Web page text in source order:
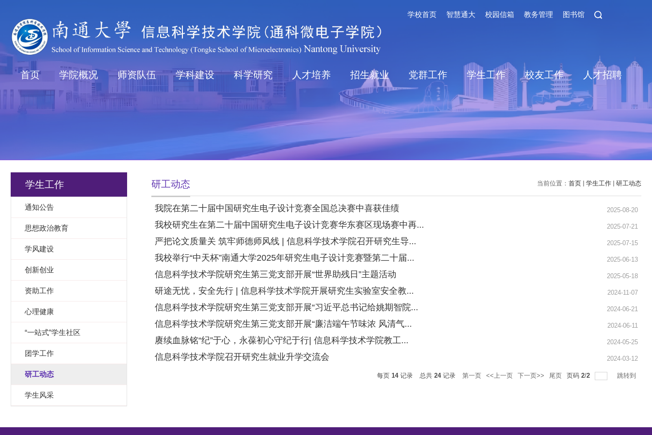
学校首页 智慧通大 校园信箱 教务管理 图书馆
首页 学院概况 师资队伍 学科建设 科学研究 人才培养 招生就业 党群工作 学生工作 校友工作 人才招聘
学生工作
通知公告
思想政治教育
学风建设
创新创业
资助工作
心理健康
“一站式”学生社区
团学工作
研工动态
学生风采
当前位置： 首页 学生工作 研工动态
研工动态
我院在第二十届中国研究生电子设计竞赛全国总决赛中喜获佳绩 2025-08-20
我校研究生在第二十届中国研究生电子设计竞赛华东赛区现场赛中再... 2025-07-21
严把论文质量关 筑牢师德师风线 | 信息科学技术学院召开研究生导... 2025-07-15
我校举行“中天杯”南通大学2025年研究生电子设计竞赛暨第二十届... 2025-06-13
信息科学技术学院研究生第三党支部开展“世界助残日”主题活动 2025-05-18
研途无忧，安全先行 | 信息科学技术学院开展研究生实验室安全教... 2024-11-07
信息科学技术学院研究生第三党支部开展“习近平总书记给姚期智院... 2024-06-21
信息科学技术学院研究生第三党支部开展“廉洁端午节味浓 风清气... 2024-06-11
赓续血脉铭“纪”于心，永葆初心守纪于行| 信息科学技术学院教工... 2024-05-25
信息科学技术学院召开研究生就业升学交流会 2024-03-12
每页 14记录 总共 24记录 第一页 <<上一页 下一页>> 尾页 页码 2/2 跳转到